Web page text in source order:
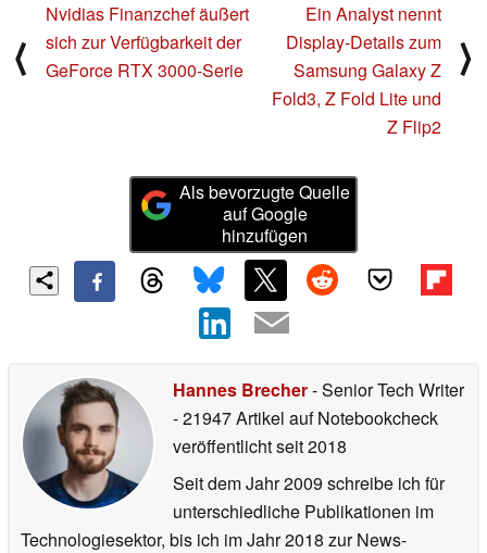
⟨
Nvidias Finanzchef äußert
sich zur Verfügbarkeit der
GeForce RTX 3000-Serie
Ein Analyst nennt
Display-Details zum
Samsung Galaxy Z
Fold3, Z Fold Lite und
Z Flip2
⟩
Als bevorzugte Quelle
auf Google
hinzufügen
Hannes Brecher- Senior Tech Writer
- 21947 Artikel auf Notebookcheck
veröffentlichtseit 2018
Seit dem Jahr 2009 schreibe ich für
unterschiedliche Publikationen im
Technologiesektor, bis ich im Jahr 2018 zur News-